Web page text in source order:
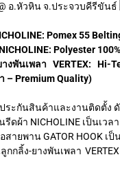
อ.หัวหิน จ.ประจวบคีรีขันธ์
Pomex 55
Polyester
งพันเพลา VERTEX: Hi-
– Premium Quality)
ประกันสินค้าและงานติดตั้ง
ดผ้า NICHOLINE เป็นเวล
ายพาน GATOR HOOK เป็
กลิ้ง-ยางพันเพลา VERTEX